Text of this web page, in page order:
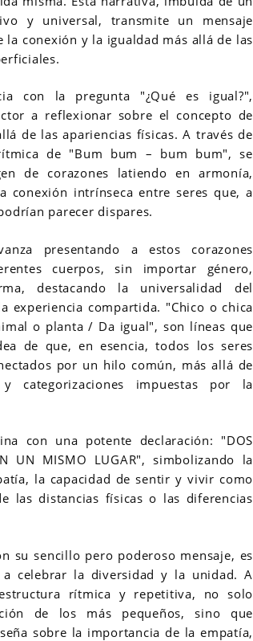
y universal, transmite un mensaje
la conexión y la igualdad más allá de las
con la pregunta "¿Qué es igual?",
a reflexionar sobre el concepto de
de las apariencias físicas. A través de
de "Bum bum – bum bum", se
de corazones latiendo en armonía,
conexión intrínseca entre seres que, a
parecer dispares.
presentando a estos corazones
cuerpos, sin importar género,
destacando la universalidad del
experiencia compartida. "Chico o chica
o planta / Da igual", son líneas que
de que, en esencia, todos los seres
por un hilo común, más allá de
categorizaciones impuestas por la
con una potente declaración: "DOS
UN MISMO LUGAR", simbolizando la
la capacidad de sentir y vivir como
las distancias físicas o las diferencias
su sencillo pero poderoso mensaje, es
celebrar la diversidad y la unidad. A
rítmica y repetitiva, no solo
de los más pequeños, sino que
sobre la importancia de la empatía,